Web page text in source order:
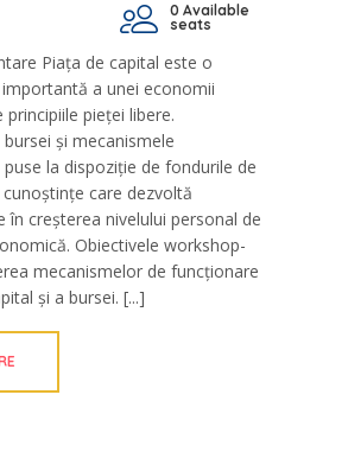
0 Available
seats
Piața de capital este o
a unei economii
principiile pieței libere.
și mecanismele
la dispoziție de fondurile de
care dezvoltă
în creșterea nivelului personal de
Obiectivele workshop-
mecanismelor de funcționare
și a bursei. [...]